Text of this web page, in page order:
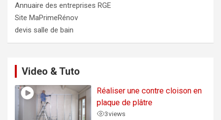
Annuaire des entreprises RGE
Site MaPrimeRénov
devis salle de bain
Video & Tuto
Réaliser une contre cloison en
plaque de plâtre
3views